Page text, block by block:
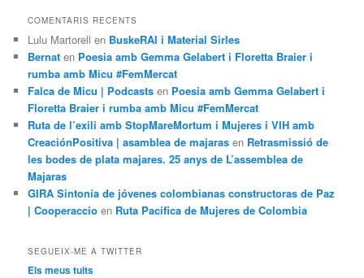
COMENTARIS RECENTS
Lulu Martorell en BuskeRAI i Material Sirles
Bernat en Poesia amb Gemma Gelabert i Floretta Braier i
rumba amb Micu #FemMercat
Falca de Micu | Podcasts en Poesia amb Gemma Gelabert i
Floretta Braier i rumba amb Micu #FemMercat
Ruta de l’exili amb StopMareMortum i Mujeres i VIH amb
CreaciónPositiva | asamblea de majaras en Retrasmissió de
les bodes de plata majares. 25 anys de L’assemblea de
Majaras
GIRA Sintonía de jóvenes colombianas constructoras de Paz
| Cooperaccio en Ruta Pacífica de Mujeres de Colombia
SEGUEIX-ME A TWITTER
Els meus tuits